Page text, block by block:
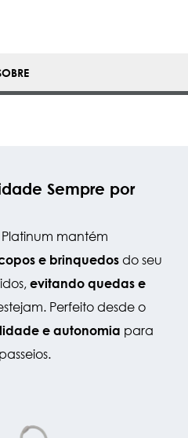
Sempre por
mantém
e brinquedosdo seu
evitando quedas e
Perfeito desde o
e autonomia para